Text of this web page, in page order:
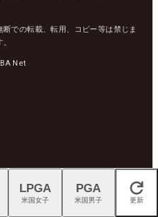
での転載、転用、コピー等は禁じま
。
Net
閉じる
LPGA
米国女子
PGA
米国男子 更新